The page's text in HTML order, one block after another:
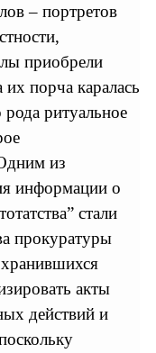
– портретов
приобрели
порча каралась
рода ритуальное
из
информации о
стали
прокуратуры
акты
действий и